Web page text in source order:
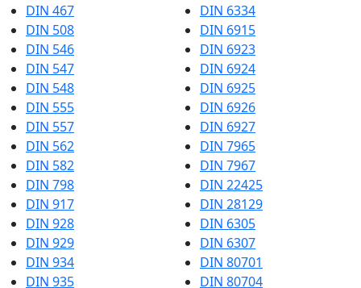
DIN 467
DIN 508
DIN 546
DIN 547
DIN 548
DIN 555
DIN 557
DIN 562
DIN 582
DIN 798
DIN 917
DIN 928
DIN 929
DIN 934
DIN 935
DIN 6334
DIN 6915
DIN 6923
DIN 6924
DIN 6925
DIN 6926
DIN 6927
DIN 7965
DIN 7967
DIN 22425
DIN 28129
DIN 6305
DIN 6307
DIN 80701
DIN 80704